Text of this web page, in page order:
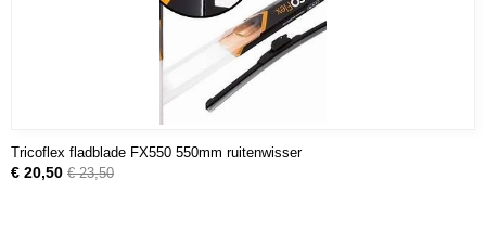
Tricoflex fladblade FX550 550mm ruitenwisser
€ 20,50 € 23,50